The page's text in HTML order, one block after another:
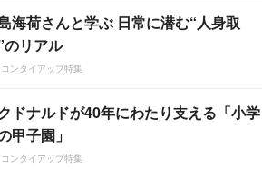
海荷さんと学ぶ 日常に潜む“人身取
のリアル
ンタイアップ特集
ドナルドが40年にわたり支える「小学
甲子園」
ンタイアップ特集